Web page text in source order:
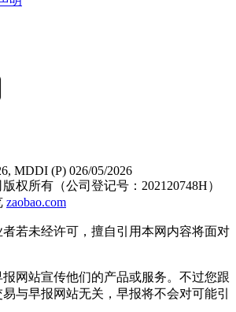
MDDI (P) 026/05/2026
权所有（公司登记号：202120748H）
zaobao.com
若未经许可，擅自引用本网内容将面对
网站宣传他们的产品或服务。不过您跟
与早报网站无关，早报将不会对可能引